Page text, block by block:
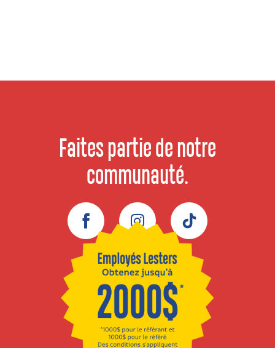
Faites partie de notre
communauté.
Facebook Instagram TikTok